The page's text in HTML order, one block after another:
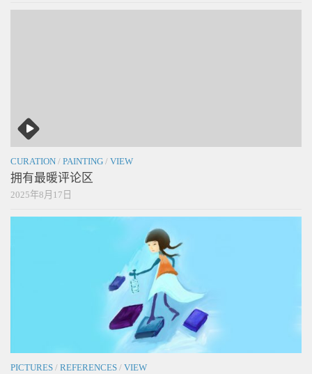
CURATION / PAINTING / VIEW
拥有最暖评论区
2025年8月17日
PICTURES / REFERENCES / VIEW